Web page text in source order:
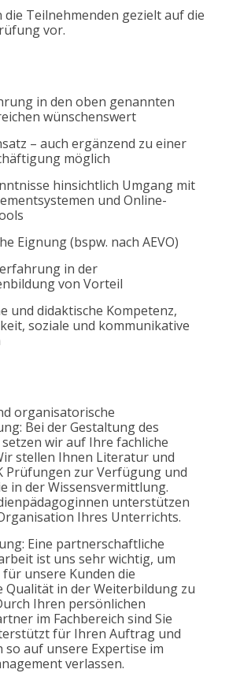
die Teilnehmenden gezielt auf die
vor.
in den oben genannten
wünschenswert
– auch ergänzend zu einer
möglich
hinsichtlich Umgang mit
und Online-
Eignung (bspw. nach AEVO)
in der
von Vorteil
und didaktische Kompetenz,
soziale und kommunikative
organisatorische
Bei der Gestaltung des
wir auf Ihre fachliche
stellen Ihnen Literatur und
Prüfungen zur Verfügung und
in der Wissensvermittlung.
unterstützen
Ihres Unterrichts.
Eine partnerschaftliche
ist uns sehr wichtig, um
unsere Kunden die
Qualität in der Weiterbildung zu
Ihren persönlichen
im Fachbereich sind Sie
für Ihren Auftrag und
so auf unsere Expertise im
verlassen.